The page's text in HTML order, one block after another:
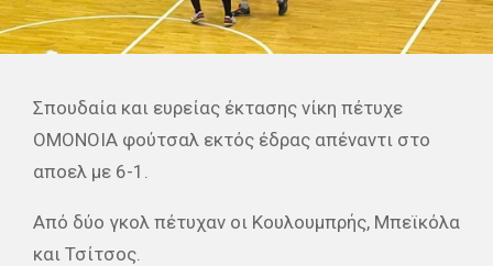
Σπουδαία και ευρείας έκτασης νίκη πέτυχε
ΟΜΟΝΟΙΑ φούτσαλ εκτός έδρας απέναντι στο
αποελ με 6-1.
Από δύο γκολ πέτυχαν οι Κουλουμπρής, Μπεϊκόλα
και Τσίτσος.